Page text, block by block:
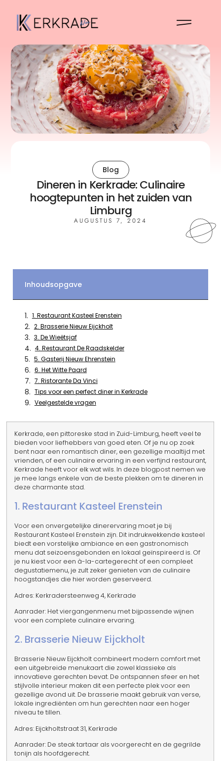
Blog
Dineren in Kerkrade: Culinaire
hoogtepunten in het zuiden van
Limburg
AUGUSTUS 7, 2024
Kerkrade, een pittoreske stad in Zuid-Limburg, heeft veel te
bieden voor liefhebbers van goed eten. Of je nu op zoek
bent naar een romantisch diner, een gezellige maaltijd met
vrienden, of een culinaire ervaring in een verfijnd restaurant,
Kerkrade heeft voor elk wat wils. In deze blogpost nemen we
je mee langs enkele van de beste plekken om te dineren in
deze charmante stad.
1. Restaurant Kasteel Erenstein
Voor een onvergetelijke dinerervaring moet je bij
Restaurant Kasteel Erenstein zijn. Dit indrukwekkende kasteel
biedt een vorstelijke ambiance en een gastronomisch
menu dat seizoensgebonden en lokaal geïnspireerd is. Of
je nu kiest voor een à-la-cartegerecht of een compleet
degustatiemenu, je zult zeker genieten van de culinaire
hoogstandjes die hier worden geserveerd.
Adres: Kerkradersteenweg 4, Kerkrade
Aanrader: Het viergangenmenu met bijpassende wijnen
voor een complete culinaire ervaring.
2. Brasserie Nieuw Eijckholt
Brasserie Nieuw Eijckholt combineert modern comfort met
een uitgebreide menukaart die zowel klassieke als
innovatieve gerechten bevat. De ontspannen sfeer en het
stijlvolle interieur maken dit een perfecte plek voor een
gezellige avond uit. De brasserie maakt gebruik van verse,
lokale ingrediënten om hun gerechten naar een hoger
niveau te tillen.
Adres: Eijckholtstraat 31, Kerkrade
Aanrader: De steak tartaar als voorgerecht en de gegrilde
tonijn als hoofdgerecht.
Inhoudsopgave
1. Restaurant Kasteel Erenstein
2. Brasserie Nieuw Eijckholt
3. De Wieëtsjaf
4. Restaurant De Raadskelder
5. Gasterij Nieuw Ehrenstein
6. Het Witte Paard
7. Ristorante Da Vinci
Tips voor een perfect diner in Kerkrade
Veelgestelde vragen